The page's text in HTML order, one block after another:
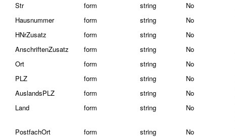
Str
form string No
Hausnummer
form string No
HNrZusatz
form string No
AnschriftenZusatz
form string No
Ort
form string No
PLZ
form string No
AuslandsPLZ
form string No
Land
form string No
PostfachOrt
form string No